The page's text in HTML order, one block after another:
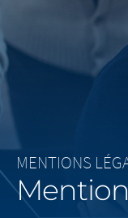
Middle East
Saudi Arabia
MENTIONS